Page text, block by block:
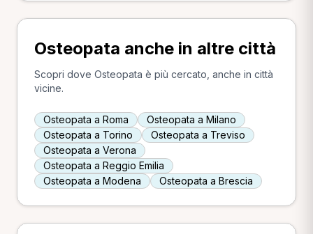
Osteopata anche in altre città
Scopri dove Osteopata è più cercato, anche in città
vicine.
Osteopata a Roma
Osteopata a Milano
Osteopata a Torino
Osteopata a Treviso
Osteopata a Verona
Osteopata a Reggio Emilia
Osteopata a Modena
Osteopata a Brescia